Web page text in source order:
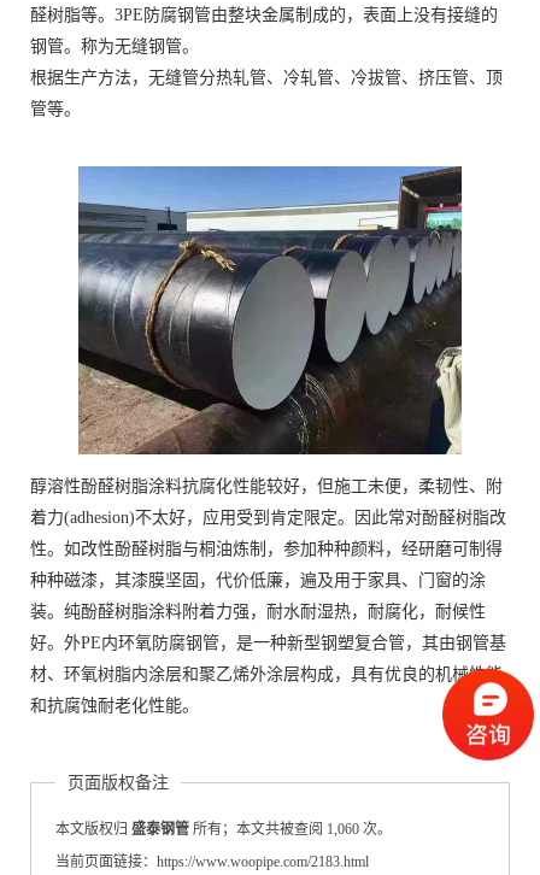
醛树脂等。3PE防腐钢管由整块金属制成的，表面上没有接缝的
钢管。称为无缝钢管。
根据生产方法，无缝管分热轧管、冷轧管、冷拔管、挤压管、顶
管等。
醇溶性酚醛树脂涂料抗腐化性能较好，但施工未便，柔韧性、附
着力(adhesion)不太好，应用受到肯定限定。因此常对酚醛树脂改
性。如改性酚醛树脂与桐油炼制，参加种种颜料，经研磨可制得
种种磁漆，其漆膜坚固，代价低廉，遍及用于家具、门窗的涂
装。纯酚醛树脂涂料附着力强，耐水耐湿热，耐腐化，耐候性
好。外PE内环氧防腐钢管，是一种新型钢塑复合管，其由钢管基
材、环氧树脂内涂层和聚乙烯外涂层构成，具有优良的机械性能
和抗腐蚀耐老化性能。
页面版权备注
本文版权归 盛泰钢管 所有；本文共被查阅 1,060 次。
当前页面链接：https://www.woopipe.com/2183.html